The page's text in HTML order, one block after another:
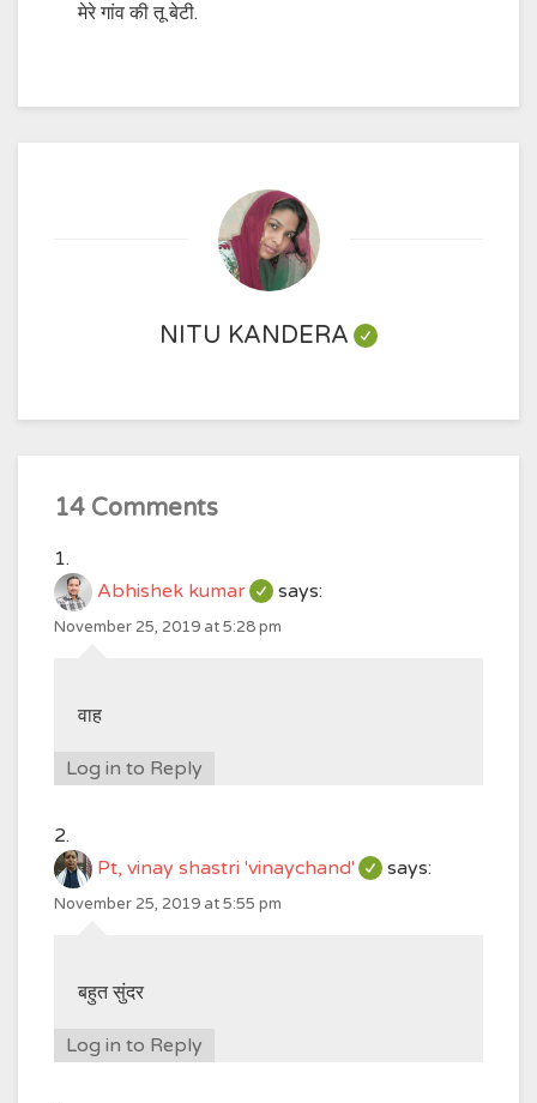
मेरे गांव की तू बेटी.
NITU KANDERA
14 Comments
Abhishek kumar says:
November 25, 2019 at 5:28 pm
वाह
Log in to Reply
Pt, vinay shastri 'vinaychand' says:
November 25, 2019 at 5:55 pm
बहुत सुंदर
Log in to Reply